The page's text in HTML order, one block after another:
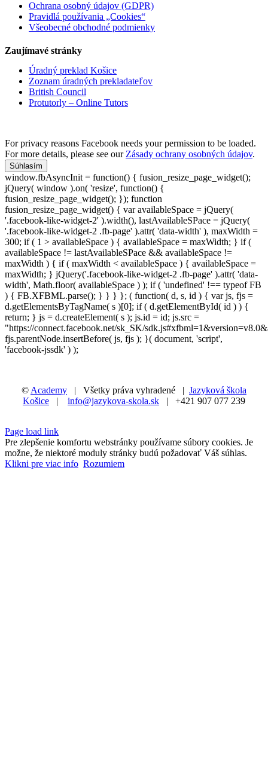
Ochrana osobný údajov (GDPR)
Pravidlá používania „Cookies“
Všeobecné obchodné podmienky
Zaujímavé stránky
Úradný preklad Košice
Zoznam úradných prekladateľov
British Council
Protutorly – Online Tutors
For privacy reasons Facebook needs your permission to be loaded.
For more details, please see our Zásady ochrany osobných údajov.
Súhlasím
window.fbAsyncInit = function() { fusion_resize_page_widget();
jQuery( window ).on( 'resize', function() {
fusion_resize_page_widget(); }); function
fusion_resize_page_widget() { var availableSpace = jQuery(
'.facebook-like-widget-2' ).width(), lastAvailableSPace = jQuery(
'.facebook-like-widget-2 .fb-page' ).attr( 'data-width' ), maxWidth =
300; if ( 1 > availableSpace ) { availableSpace = maxWidth; } if (
availableSpace != lastAvailableSPace && availableSpace !=
maxWidth ) { if ( maxWidth < availableSpace ) { availableSpace =
maxWidth; } jQuery('.facebook-like-widget-2 .fb-page' ).attr( 'data-
width', Math.floor( availableSpace ) ); if ( 'undefined' !== typeof FB
) { FB.XFBML.parse(); } } } }; ( function( d, s, id ) { var js, fjs =
d.getElementsByTagName( s )[0]; if ( d.getElementById( id ) ) {
return; } js = d.createElement( s ); js.id = id; js.src =
"https://connect.facebook.net/sk_SK/
fjs.parentNode.insertBefore( js, fjs ); }( document, 'script',
'facebook-jssdk' ) );
© Academy | Všetky práva vyhradené | Jazyková škola
Košice | info@jazykova-skola.sk | +421 907 077 239
Page load link
Pre zlepšenie komfortu webstránky používame súbory cookies. Je
možne, že niektoré moduly stránky budú požadovať Váš súhlas.
Klikni pre viac info Rozumiem